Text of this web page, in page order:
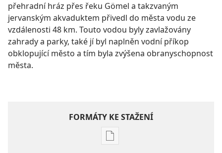
přehradní hráz přes řeku Gömel a takzvaným
jervanským akvaduktem přivedl do města vodu ze
vzdálenosti 48 km. Touto vodou byly zavlažovány
zahrady a parky, také jí byl naplněn vodní příkop
obklopující město a tím byla zvýšena obranyschopnost
města.
FORMÁTY KE STAŽENÍ
Formáty